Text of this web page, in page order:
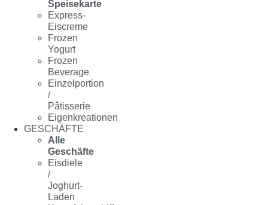
Speisekarte
Express-
Eiscreme
Frozen
Yogurt
Frozen
Beverage
Einzelportion
/
Pâtisserie
Eigenkreationen
GESCHÄFTE
Alle
Geschäfte
Eisdiele
/
Joghurt-
Laden